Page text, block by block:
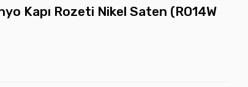
Kapı Rozeti Nikel Saten (RO14W